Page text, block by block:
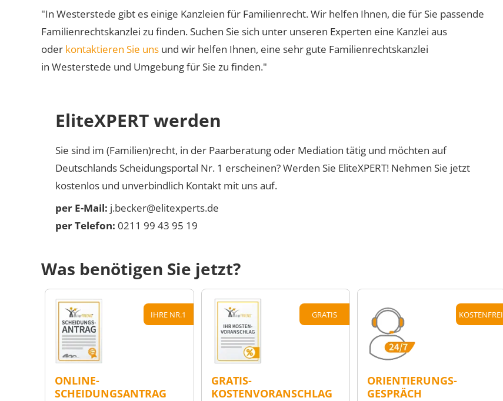
"In Westerstede gibt es einige Kanzleien für Familienrecht. Wir helfen Ihnen, die für Sie passende
Familienrechtskanzlei zu finden. Suchen Sie sich unter unseren Experten eine Kanzlei aus
oder kontaktieren Sie uns und wir helfen Ihnen, eine sehr gute Familienrechtskanzlei
in Westerstede und Umgebung für Sie zu finden."
EliteXPERT werden
Sie sind im (Familien)recht, in der Paarberatung oder Mediation tätig und möchten auf
Deutschlands Scheidungsportal Nr. 1 erscheinen? Werden Sie EliteXPERT! Nehmen Sie jetzt
kostenlos und unverbindlich Kontakt mit uns auf.
per E-Mail: j.becker@elitexperts.de
per Telefon: 0211 99 43 95 19
Was benötigen Sie jetzt?
IHRE NR.1
ONLINE-
SCHEIDUNGSANTRAG
GRATIS
GRATIS-
KOSTENVORANSCHLAG
KOSTENFREI
ORIENTIERUNGS-
GESPRÄCH